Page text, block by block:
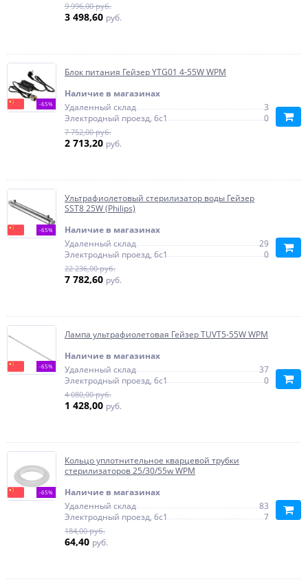
9 996,00 руб.
3 498,60 руб.
-65%
Блок питания Гейзер YTG01 4-55W WPM
Наличие в магазинах
Удаленный склад
3
Электродный проезд, 6с1
0
7 752,00 руб.
2 713,20 руб.
-65%
Ультрафиолетовый стерилизатор воды Гейзер
SST8 25W (Philips)
Наличие в магазинах
Удаленный склад
29
Электродный проезд, 6с1
0
22 236,00 руб.
7 782,60 руб.
-65%
Лампа ультрафиолетовая Гейзер TUVT5-55W WPM
Наличие в магазинах
Удаленный склад
37
Электродный проезд, 6с1
0
4 080,00 руб.
1 428,00 руб.
-65%
Кольцо уплотнительное кварцевой трубки
стерилизаторов 25/30/55w WPM
Наличие в магазинах
Удаленный склад
83
Электродный проезд, 6с1
7
184,00 руб.
64,40 руб.